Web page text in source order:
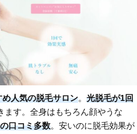
人気の脱毛サロン。 光脱毛が1回
ます。全身はもちろん顔やうな
口コミ多数。安いのに脱毛効果が